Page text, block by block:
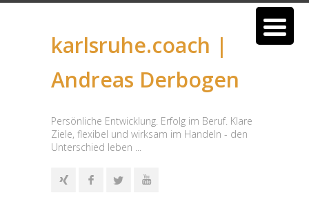
karlsruhe.coach |
Andreas Derbogen
Persönliche Entwicklung. Erfolg im Beruf. Klare
Ziele, flexibel und wirksam im Handeln - den
Unterschied leben ...